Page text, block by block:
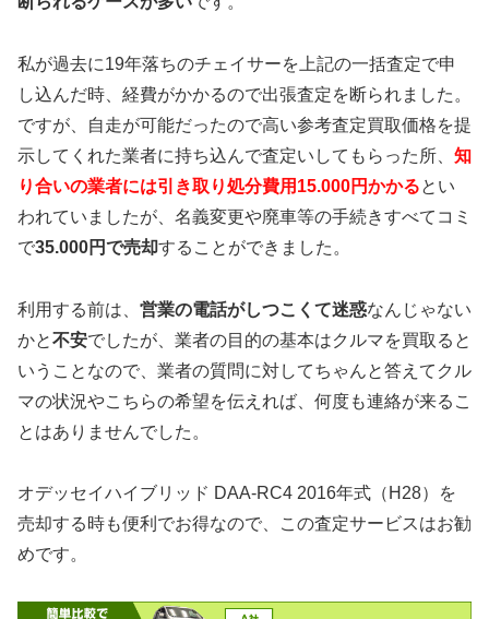
私が過去に19年落ちのチェイサーを上記の一括査定で申
し込んだ時、経費がかかるので出張査定を断られました。
ですが、自走が可能だったので高い参考査定買取価格を提
示してくれた業者に持ち込んで査定いしてもらった所、 知
り合いの業者には引き取り処分費用15.000円かかるとい
われていましたが、名義変更や廃車等の手続きすべてコミ
で35.000円で売却することができました。
利用する前は、 営業の電話がしつこくて迷惑なんじゃない
かと不安でしたが、業者の目的の基本はクルマを買取ると
いうことなので、業者の質問に対してちゃんと答えてクル
マの状況やこちらの希望を伝えれば、何度も連絡が来るこ
とはありませんでした。
オデッセイハイブリッド DAA-RC4 2016年式（H28）を
売却する時も便利でお得なので、この査定サービスはお勧
めです。